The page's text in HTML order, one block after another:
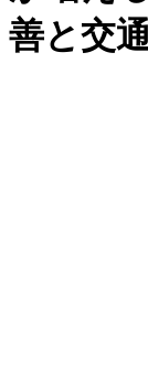
善と交